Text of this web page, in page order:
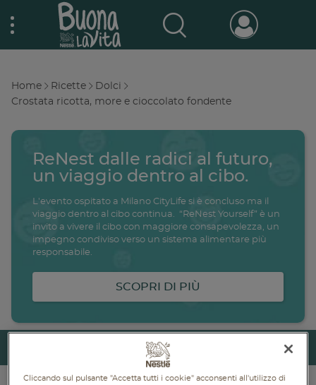
to
Nestlé Buona la vita
navigation
Archivio promozioni
Buono a sapersi
salute famiglia intolleranze
Ricette
Antipasti
Secondi piatti
Piatti unici
Breadcrumb
Home Ricette
Dolci
Crostata ricotta, more e cioccolato fondente
ReNest dalle radici al futuro,
un viaggio dentro al cibo.
L'evento ospitato a Milano CityLife si è concluso ma il
viaggio dentro al cibo continua. “ReNest Yourself” è un
invito a vivere il cibo con maggiore consapevolezza, un
impegno condiviso verso un sistema alimentare più
responsabile.
SCOPRI DI PIÙ
Cliccando sul pulsante "Accetta tutti i cookie" acconsenti all'utilizzo di